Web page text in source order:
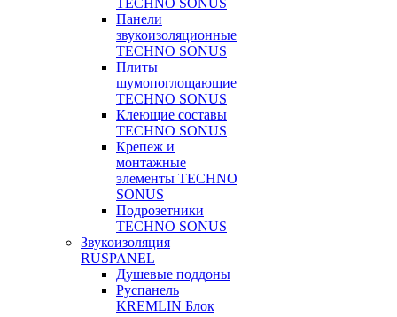
TECHNO SONUS
Панели
звукоизоляционные
TECHNO SONUS
Плиты
шумопоглощающие
TECHNO SONUS
Клеющие составы
TECHNO SONUS
Крепеж и
монтажные
элементы TECHNO
SONUS
Подрозетники
TECHNO SONUS
Звукоизоляция
RUSPANEL
Душевые поддоны
Руспанель
KREMLIN Блок